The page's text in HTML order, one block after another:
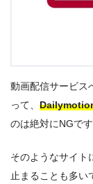
動画配信サービス
って、
のは絶対にNGです
そのようなサイト
止まることも多い